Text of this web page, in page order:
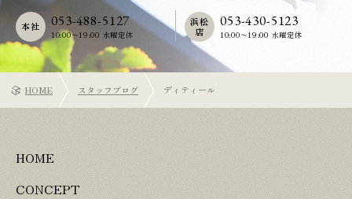
053-488-5127
10:00〜19:00 水曜定休
本社 053-430-5123
10:00〜19:00 水曜定休
浜松
店
HOME スタッフブログ ディティール
HOME
CONCEPT